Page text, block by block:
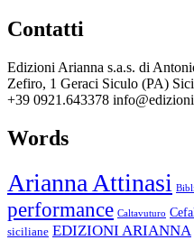
Contatti
Edizioni Arianna s.a.s. di
Zefiro, 1 Geraci Siculo (PA)
+39 0921.643378
Words
Arianna Attinasi
performance Caltavuturo
siciliane EDIZIONI ARIANNA